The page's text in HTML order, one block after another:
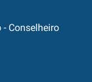
- Conselheiro